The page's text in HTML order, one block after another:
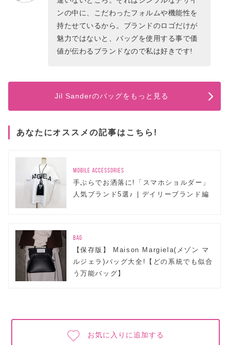
ンの中に、こだわったフォルムや機能性を
持たせているから。ブランドのロゴだけが
魅力ではないと、バッグを使用する事で価
値が伝わるブランドなので私は好きです!
Jil Sanderのバッグをもっと見る
あなたにオススメの記事はこちら!
MOBILE ACCESSORIES
手ぶらでお洒落に!「スマホショルダー」
人気ブランド5選♪ | デイリーブランド編
BAG
【保存版】 Maison Margiela(メゾン マ
ルジェラ)バッグ大全!【どの系統でも似合
う万能バッグ】
お気に入りに追加する